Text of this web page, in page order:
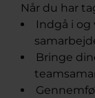
Når du har
Indgå i
Bringe